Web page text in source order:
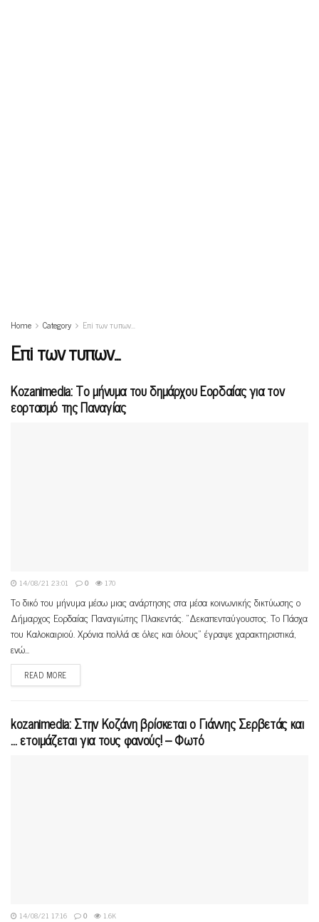
Home Category Επi των τυπων...
Επi των τυπων...
Kozanimedia: Το μήνυμα του δημάρχου Εορδαίας για τον
εορτασμό της Παναγίας
14/08/21 23:01 0 170
Το δικό του μήνυμα μέσω μιας ανάρτησης στα μέσα κοινωνικής δικτύωσης ο
Δήμαρχος Εορδαίας Παναγιώτης Πλακεντάς. "Δεκαπενταύγουστος. Το Πάσχα
του Καλοκαιριού. Χρόνια πολλά σε όλες και όλους" έγραψε χαρακτηριστικά,
ενώ...
READ MORE
kozanimedia: Στην Κοζάνη βρίσκεται ο Γιάννης Σερβετάς και
… ετοιμάζεται για τους φανούς! – Φωτό
14/08/21 17:16 0 1.6K